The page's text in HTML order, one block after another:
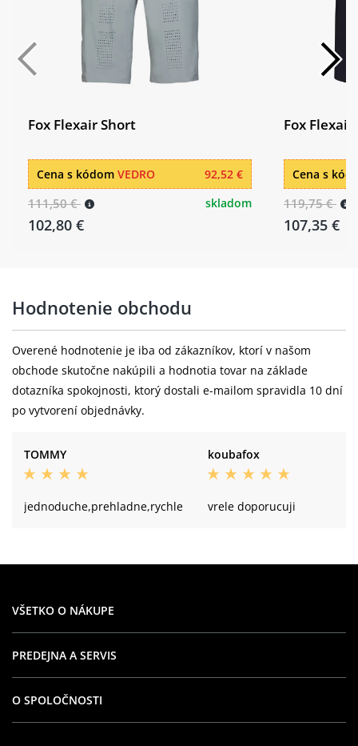
Fox Flexair Short
92,52 €
Cena s kódom VEDRO
111,50 €
102,80 €
skladom
Fox Flexair
Cena s
119,75 €
107,35 €
Hodnotenie obchodu
Overené hodnotenie je iba od zákazníkov, ktorí v našom
obchode skutočne nakúpili a hodnotia tovar na základe
dotazníka spokojnosti, ktorý dostali e-mailom spravidla 10 dní
po vytvorení objednávky.
TOMMY
jednoduche,prehladne,rychle
koubafox
vrele doporucuji
VŠETKO O NÁKUPE
PREDEJNA A SERVIS
O SPOLOČNOSTI